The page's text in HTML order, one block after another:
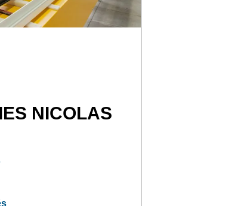
NICOLAS